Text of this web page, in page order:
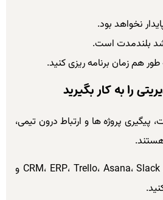
نخواهد بود.
بلندمدت است.
هم زمان برنامه ریزی کنید.
پیگیری پروژه ها و ارتباط درون تیمی،
نرم افزارهایی مثل CRM، ERP، Trello، Asana، Slack و